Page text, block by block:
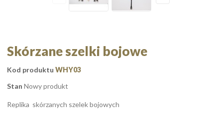
Skórzane szelki bojowe
Kod produktu WHY03
Stan Nowy produkt
Replika skórzanych szelek bojowych